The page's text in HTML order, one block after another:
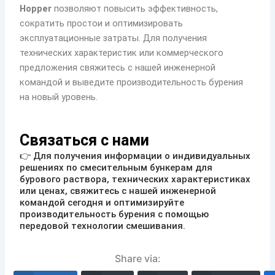
Hopper позволяют повысить эффективность,
сократить простои и оптимизировать
эксплуатационные затраты. Для получения
технических характеристик или коммерческого
предложения свяжитесь с нашей инженерной
командой и выведите производительность бурения
на новый уровень.
Связаться с нами
👉 Для получения информации о индивидуальных
решениях по смесительным бункерам для
бурового раствора, технических характеристиках
или ценах, свяжитесь с нашей инженерной
командой сегодня и оптимизируйте
производительность бурения с помощью
передовой технологии смешивания.
Share via: